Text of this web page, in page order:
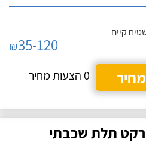
קיים
₪35-120
0 הצעות מחיר
תלת שכבתי